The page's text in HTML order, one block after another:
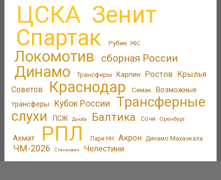
ЦСКА Зенит
Спартак Рубин РФС
Локомотив сборная России
Динамо Трансферы Карпин Ростов Крылья
Советов
Краснодар Семак Возможные
трансферы
Кубок России
Трансферные
слухи
ПСЖ Дзюба Балтика Сочи Оренбург
Ахмат РПЛ Пари НН Акрон Динамо Махачкала
ЧМ-2026 Станкович Челестини